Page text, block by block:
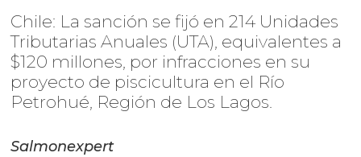
Chile: La sanción se fijó en 214 Unidades
Tributarias Anuales (UTA), equivalentes a
$120 millones, por infracciones en su
proyecto de piscicultura en el Río
Petrohué, Región de Los Lagos.
Salmonexpert